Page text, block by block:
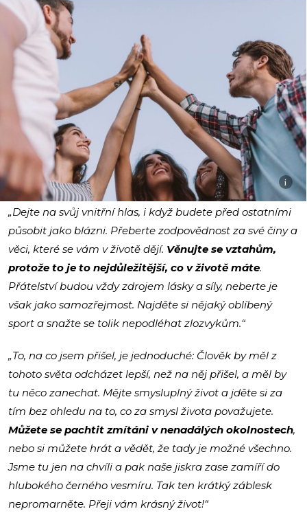
i
„Dejte na svůj vnitřní hlas, i když budete před ostatními
působit jako blázni. Přeberte zodpovědnost za své činy a
věci, které se vám v životě dějí. Věnujte se vztahům,
protože to je to nejdůležitější, co v životě máte.
Přátelství budou vždy zdrojem lásky a síly, neberte je
však jako samozřejmost. Najděte si nějaký oblíbený
sport a snažte se tolik nepodléhat zlozvykům.“
„To, na co jsem přišel, je jednoduché: Člověk by měl z
tohoto světa odcházet lepší, než na něj přišel, a měl by
tu něco zanechat. Mějte smysluplný život a jděte si za
tím bez ohledu na to, co za smysl života považujete.
Můžete se pachtit zmítáni v nenadálých okolnostech,
nebo si můžete hrát a vědět, že tady je možné všechno.
Jsme tu jen na chvíli a pak naše jiskra zase zamíří do
hlubokého černého vesmíru. Tak ten krátký záblesk
nepromarněte. Přeji vám krásný život!“